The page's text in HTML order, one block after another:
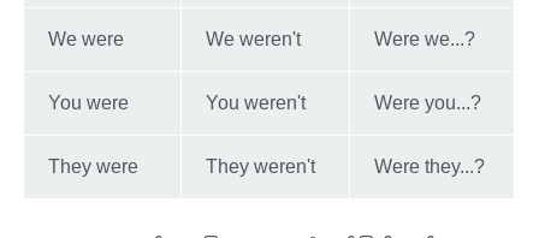
We were We weren't Were we...?
You were You weren't Were you...?
They were They weren't Were they...?